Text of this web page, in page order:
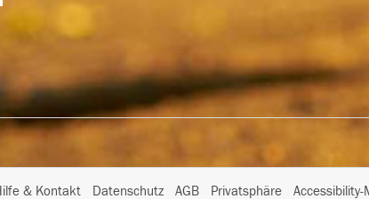
& Kontakt Datenschutz AGB Privatsphäre I